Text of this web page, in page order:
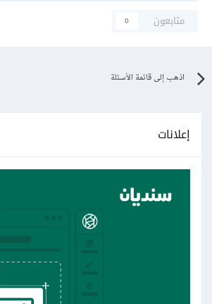
متابعون
0
اذهب إلى قائمة الأسئلة
إعلانات